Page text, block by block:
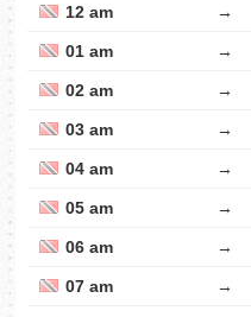
12 am →
01 am →
02 am →
03 am →
04 am →
05 am →
06 am →
07 am →